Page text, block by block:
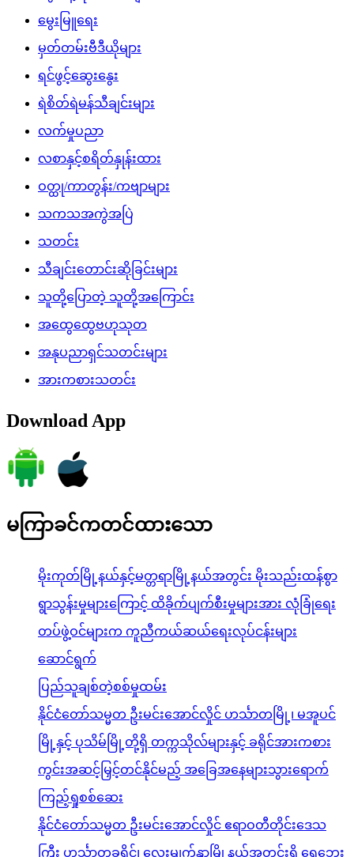
မွေးမြူရေး
မှတ်တမ်းဗီဒီယိုများ
ရင်ဖွင့်ဆွေးနွေး
ရဲစိတ်ရဲမန်သီချင်းများ
လက်မှုပညာ
လစာနှင့်စရိတ်နှုန်းထား
ဝတ္ထု/ကာတွန်း/ကဗျာများ
သကသအကွဲအပြဲ
သတင်း
သီချင်းတောင်းဆိုခြင်းများ
သူတို့ပြောတဲ့ သူတို့အကြောင်း
အထွေထွေဗဟုသုတ
အနုပညာရှင်သတင်းများ
အားကစားသတင်း
Download App
မကြာခင်ကတင်ထားသော
မိုးကုတ်မြို့နယ်နှင့်မတ္တရာမြို့နယ်အတွင်း မိုးသည်းထန်စွာ
ရွာသွန်းမှုများကြောင့် ထိခိုက်ပျက်စီးမှုများအား လုံခြုံရေး
တပ်ဖွဲ့ဝင်များက ကူညီကယ်ဆယ်ရေးလုပ်ငန်းများ
ဆောင်ရွက်
ပြည်သူချစ်တဲ့စစ်မှုထမ်း
နိုင်ငံတော်သမ္မတ ဦးမင်းအောင်လှိုင် ဟင်္သာတမြို့၊ မအူပင်
မြို့နှင့် ပုသိမ်မြို့တို့ရှိ တက္ကသိုလ်များနှင့် ခရိုင်အားကစား
ကွင်းအဆင့်မြှင့်တင်နိုင်မည့် အခြေအနေများသွားရောက်
ကြည့်ရှုစစ်ဆေး
နိုင်ငံတော်သမ္မတ ဦးမင်းအောင်လှိုင် ဧရာဝတီတိုင်းဒေသ
ကြီး ဟင်္သာတခရိုင်၊ လေးမျက်နှာမြို့နယ်အတွင်းရှိ ရေဘေး